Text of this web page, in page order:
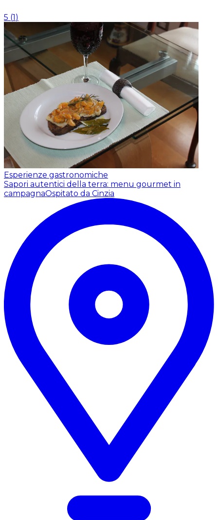
5 (1)
Esperienze gastronomiche
Sapori autentici della terra: menu gourmet in
campagnaOspitato da Cinzia